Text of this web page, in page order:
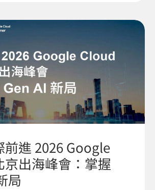
前進 2026 Google
出海峰會：掌握
局